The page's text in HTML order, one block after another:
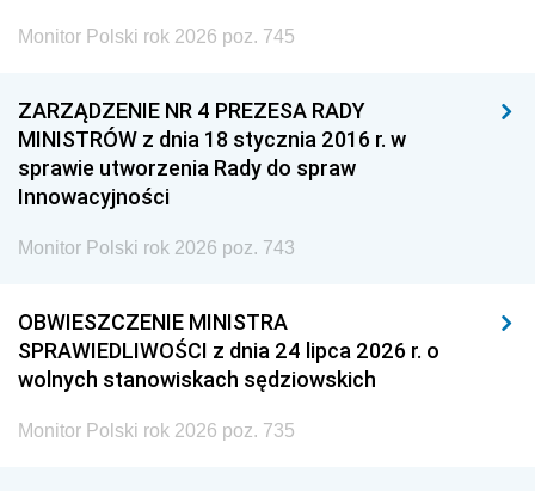
Monitor Polski rok 2026 poz. 745
ZARZĄDZENIE NR 4 PREZESA RADY
MINISTRÓW z dnia 18 stycznia 2016 r. w
sprawie utworzenia Rady do spraw
Innowacyjności
Monitor Polski rok 2026 poz. 743
OBWIESZCZENIE MINISTRA
SPRAWIEDLIWOŚCI z dnia 24 lipca 2026 r. o
wolnych stanowiskach sędziowskich
Monitor Polski rok 2026 poz. 735